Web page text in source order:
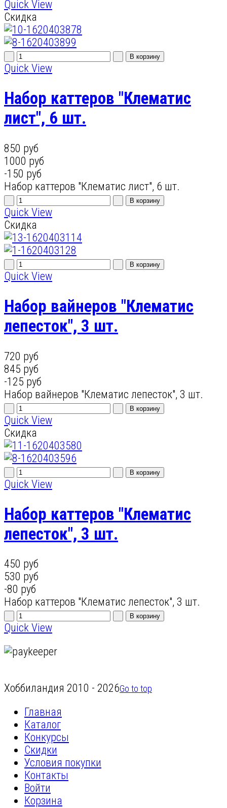
Quick View
Скидка
Quick View
Набор каттеров "Клематис
лист", 6 шт.
850 руб
1000 руб
-150 руб
Набор каттеров "Клематис лист", 6 шт.
Quick View
Скидка
Quick View
Набор вайнеров "Клематис
лепесток", 3 шт.
720 руб
845 руб
-125 руб
Набор вайнеров "Клематис лепесток", 3 шт.
Quick View
Скидка
Quick View
Набор каттеров "Клематис
лепесток", 3 шт.
450 руб
530 руб
-80 руб
Набор каттеров "Клематис лепесток", 3 шт.
Quick View
Хоббиландия 2010 - 2026Go to top
Главная
Каталог
Конкурсы
Скидки
Условия покупки
Контакты
Войти
Корзина